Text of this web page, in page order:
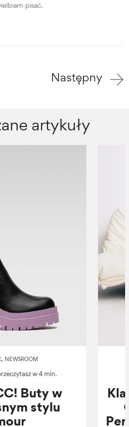
pisać.
Następny
artykuły
, NEWSROOM
w 4 min.
Buty w
stylu